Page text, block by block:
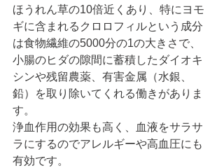
ほうれん草の10倍近くあり、特にヨモ
ギに含まれるクロロフィルという成分
は食物繊維の5000分の1の大きさで、
小腸のヒダの隙間に蓄積したダイオキ
シンや残留農薬、有害金属（水銀、
鉛）を取り除いてくれる働きがありま
す。
浄血作用の効果も高く、血液をサラサ
ラにするのでアレルギーや高血圧にも
有効です。